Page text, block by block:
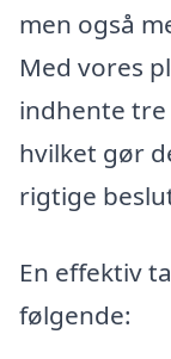
men også
Med vores
indhente
hvilket gør
rigtige
En effektiv
følgende: